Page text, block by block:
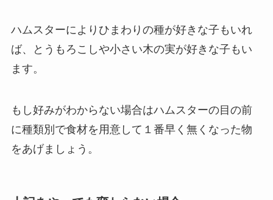
ハムスターによりひまわりの種が好きな子もいれ
ば、とうもろこしや小さい木の実が好きな子もい
ます。
もし好みがわからない場合はハムスターの目の前
に種類別で食材を用意して１番早く無くなった物
をあげましょう。